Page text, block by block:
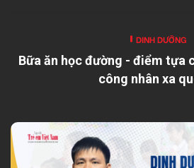
DINH DƯỠNG
Bữa ăn học đường - điểm tựa
công nhân xa